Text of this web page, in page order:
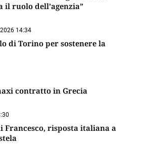
il ruolo dell’agenzia”
14:34
di Torino per sostenere la
contratto in Grecia
Francesco, risposta italiana a